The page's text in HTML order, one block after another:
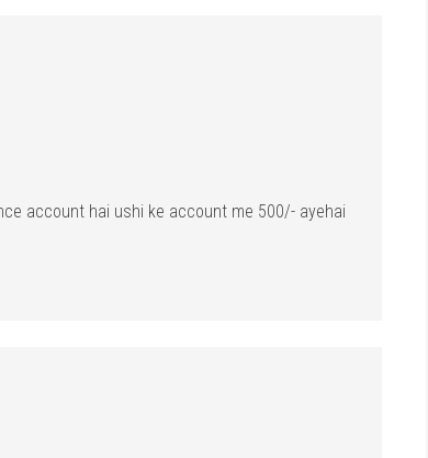
account hai ushi ke account me 500/- ayehai